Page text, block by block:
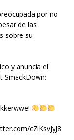
por no
de las
sobre su
y anuncia el
SmackDown:
cZiKsvJyJ8